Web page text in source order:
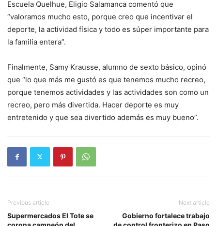
Escuela Quelhue, Eligio Salamanca comentó que
“valoramos mucho esto, porque creo que incentivar el
deporte, la actividad física y todo es súper importante para
la familia entera”.
Finalmente, Samy Krausse, alumno de sexto básico, opinó
que “lo que más me gustó es que tenemos mucho recreo,
porque tenemos actividades y las actividades son como un
recreo, pero más divertida. Hacer deporte es muy
entretenido y que sea divertido además es muy bueno”.
Previous article
Supermercados El Tote se
Next article
Gobierno fortalece trabajo